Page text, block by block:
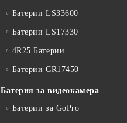
Батерии LS33600
Батерии LS17330
4R25 Батерии
Батерии CR17450
Батерия за видеокамера
Батерии за GoPro